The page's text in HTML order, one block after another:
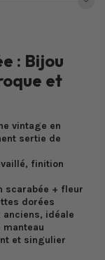
: Bijou
et
vintage en
sertie de
finition
scarabée + fleur
dorées
idéale
manteau
et singulier